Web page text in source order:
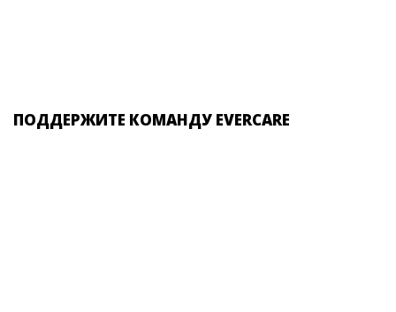
ПОДДЕРЖИТЕ КОМАНДУ EVERCARE